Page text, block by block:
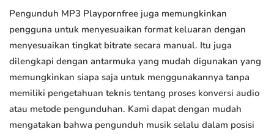
Pengunduh MP3 Playpornfree juga memungkinkan
pengguna untuk menyesuaikan format keluaran dengan
menyesuaikan tingkat bitrate secara manual. Itu juga
dilengkapi dengan antarmuka yang mudah digunakan yang
memungkinkan siapa saja untuk menggunakannya tanpa
memiliki pengetahuan teknis tentang proses konversi audio
atau metode pengunduhan. Kami dapat dengan mudah
mengatakan bahwa pengunduh musik selalu dalam posisi